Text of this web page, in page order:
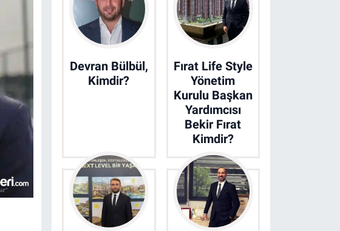
Devran Bülbül,
Kimdir?
Fırat Life Style
Yönetim
Kurulu Başkan
Yardımcısı
Bekir Fırat
Kimdir?